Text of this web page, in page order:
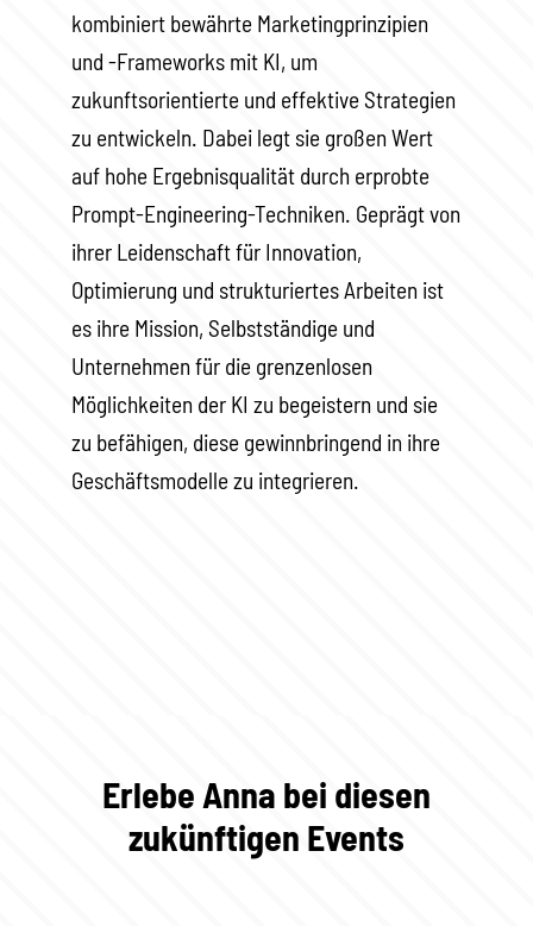
kombiniert bewährte Marketingprinzipien
und -Frameworks mit KI, um
zukunftsorientierte und effektive Strategien
zu entwickeln. Dabei legt sie großen Wert
auf hohe Ergebnisqualität durch erprobte
Prompt-Engineering-Techniken. Geprägt von
ihrer Leidenschaft für Innovation,
Optimierung und strukturiertes Arbeiten ist
es ihre Mission, Selbstständige und
Unternehmen für die grenzenlosen
Möglichkeiten der KI zu begeistern und sie
zu befähigen, diese gewinnbringend in ihre
Geschäftsmodelle zu integrieren.
Erlebe Anna bei diesen
zukünftigen Events